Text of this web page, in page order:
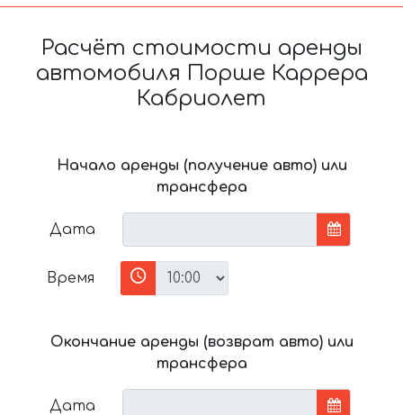
Расчёт стоимости аренды
автомобиля Порше Каррера
Кабриолет
Начало аренды (получение авто) или
трансфера
Дата
Время
Окончание аренды (возврат авто) или
трансфера
Дата